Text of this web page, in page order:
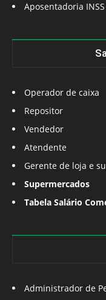
Aposentadoria INSS
Operador de caixa
Repositor
Vendedor
Atendente
Gerente de loja e
Supermercados
Tabela Salário
Administrador de